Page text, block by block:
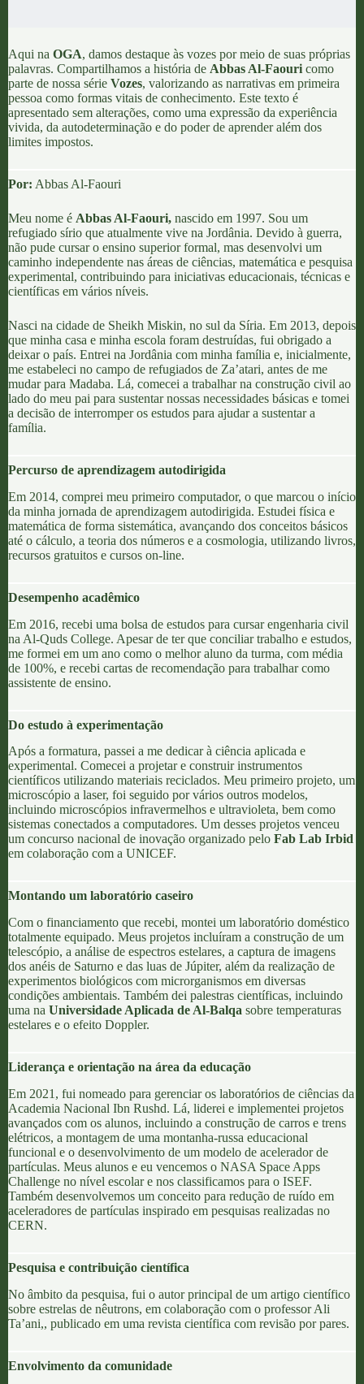
Aqui na OGA, damos destaque às vozes por meio de suas próprias
palavras. Compartilhamos a história de Abbas Al-Faouri como
parte de nossa série Vozes, valorizando as narrativas em primeira
pessoa como formas vitais de conhecimento. Este texto é
apresentado sem alterações, como uma expressão da experiência
vivida, da autodeterminação e do poder de aprender além dos
limites impostos.
Por: Abbas Al-Faouri
Meu nome é Abbas Al-Faouri, nascido em 1997. Sou um
refugiado sírio que atualmente vive na Jordânia. Devido à guerra,
não pude cursar o ensino superior formal, mas desenvolvi um
caminho independente nas áreas de ciências, matemática e pesquisa
experimental, contribuindo para iniciativas educacionais, técnicas e
científicas em vários níveis.
Nasci na cidade de Sheikh Miskin, no sul da Síria. Em 2013, depois
que minha casa e minha escola foram destruídas, fui obrigado a
deixar o país. Entrei na Jordânia com minha família e, inicialmente,
me estabeleci no campo de refugiados de Za’atari, antes de me
mudar para Madaba. Lá, comecei a trabalhar na construção civil ao
lado do meu pai para sustentar nossas necessidades básicas e tomei
a decisão de interromper os estudos para ajudar a sustentar a
família.
Percurso de aprendizagem autodirigida
Em 2014, comprei meu primeiro computador, o que marcou o início
da minha jornada de aprendizagem autodirigida. Estudei física e
matemática de forma sistemática, avançando dos conceitos básicos
até o cálculo, a teoria dos números e a cosmologia, utilizando livros,
recursos gratuitos e cursos on-line.
Desempenho acadêmico
Em 2016, recebi uma bolsa de estudos para cursar engenharia civil
na Al-Quds College. Apesar de ter que conciliar trabalho e estudos,
me formei em um ano como o melhor aluno da turma, com média
de 100%, e recebi cartas de recomendação para trabalhar como
assistente de ensino.
Do estudo à experimentação
Após a formatura, passei a me dedicar à ciência aplicada e
experimental. Comecei a projetar e construir instrumentos
científicos utilizando materiais reciclados. Meu primeiro projeto, um
microscópio a laser, foi seguido por vários outros modelos,
incluindo microscópios infravermelhos e ultravioleta, bem como
sistemas conectados a computadores. Um desses projetos venceu
um concurso nacional de inovação organizado pelo Fab Lab Irbid
em colaboração com a UNICEF.
Montando um laboratório caseiro
Com o financiamento que recebi, montei um laboratório doméstico
totalmente equipado. Meus projetos incluíram a construção de um
telescópio, a análise de espectros estelares, a captura de imagens
dos anéis de Saturno e das luas de Júpiter, além da realização de
experimentos biológicos com microrganismos em diversas
condições ambientais. Também dei palestras científicas, incluindo
uma na Universidade Aplicada de Al-Balqa sobre temperaturas
estelares e o efeito Doppler.
Liderança e orientação na área da educação
Em 2021, fui nomeado para gerenciar os laboratórios de ciências da
Academia Nacional Ibn Rushd. Lá, liderei e implementei projetos
avançados com os alunos, incluindo a construção de carros e trens
elétricos, a montagem de uma montanha-russa educacional
funcional e o desenvolvimento de um modelo de acelerador de
partículas. Meus alunos e eu vencemos o NASA Space Apps
Challenge no nível escolar e nos classificamos para o ISEF.
Também desenvolvemos um conceito para redução de ruído em
aceleradores de partículas inspirado em pesquisas realizadas no
CERN.
Pesquisa e contribuição científica
No âmbito da pesquisa, fui o autor principal de um artigo científico
sobre estrelas de nêutrons, em colaboração com o professorAli
Ta’ani,, publicado em uma revista científica com revisão por pares.
Envolvimento da comunidade